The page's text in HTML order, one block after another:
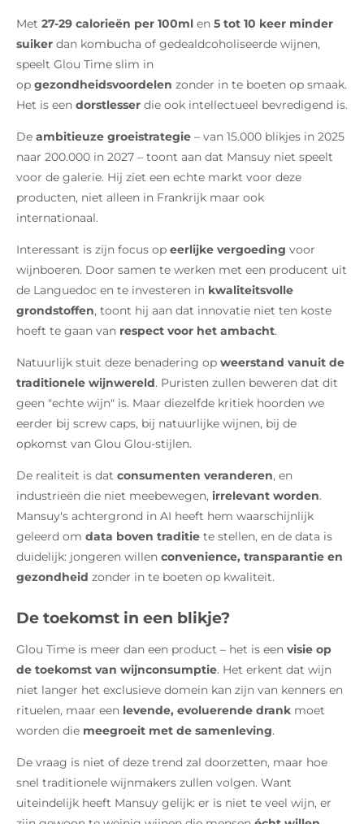
Met 27-29 calorieën per 100ml en 5 tot 10 keer minder
suiker dan kombucha of gedealdcoholiseerde wijnen,
speelt Glou Time slim in
op gezondheidsvoordelen zonder in te boeten op smaak.
Het is een dorstlesser die ook intellectueel bevredigend is.
De ambitieuze groeistrategie – van 15.000 blikjes in 2025
naar 200.000 in 2027 – toont aan dat Mansuy niet speelt
voor de galerie. Hij ziet een echte markt voor deze
producten, niet alleen in Frankrijk maar ook
internationaal.
Interessant is zijn focus op eerlijke vergoeding voor
wijnboeren. Door samen te werken met een producent uit
de Languedoc en te investeren in kwaliteitsvolle
grondstoffen, toont hij aan dat innovatie niet ten koste
hoeft te gaan van respect voor het ambacht.
Natuurlijk stuit deze benadering op weerstand vanuit de
traditionele wijnwereld. Puristen zullen beweren dat dit
geen "echte wijn" is. Maar diezelfde kritiek hoorden we
eerder bij screw caps, bij natuurlijke wijnen, bij de
opkomst van Glou Glou-stijlen.
De realiteit is dat consumenten veranderen, en
industrieën die niet meebewegen, irrelevant worden.
Mansuy's achtergrond in AI heeft hem waarschijnlijk
geleerd om data boven traditie te stellen, en de data is
duidelijk: jongeren willen convenience, transparantie en
gezondheid zonder in te boeten op kwaliteit.
De toekomst in een blikje?
Glou Time is meer dan een product – het is een visie op
de toekomst van wijnconsumptie. Het erkent dat wijn
niet langer het exclusieve domein kan zijn van kenners en
rituelen, maar een levende, evoluerende drank moet
worden die meegroeit met de samenleving.
De vraag is niet of deze trend zal doorzetten, maar hoe
snel traditionele wijnmakers zullen volgen. Want
uiteindelijk heeft Mansuy gelijk: er is niet te veel wijn, er